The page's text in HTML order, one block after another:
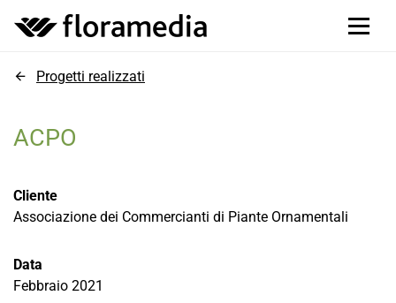
Progetti realizzati
ACPO
Cliente
Associazione dei Commercianti di Piante Ornamentali
Data
Febbraio 2021